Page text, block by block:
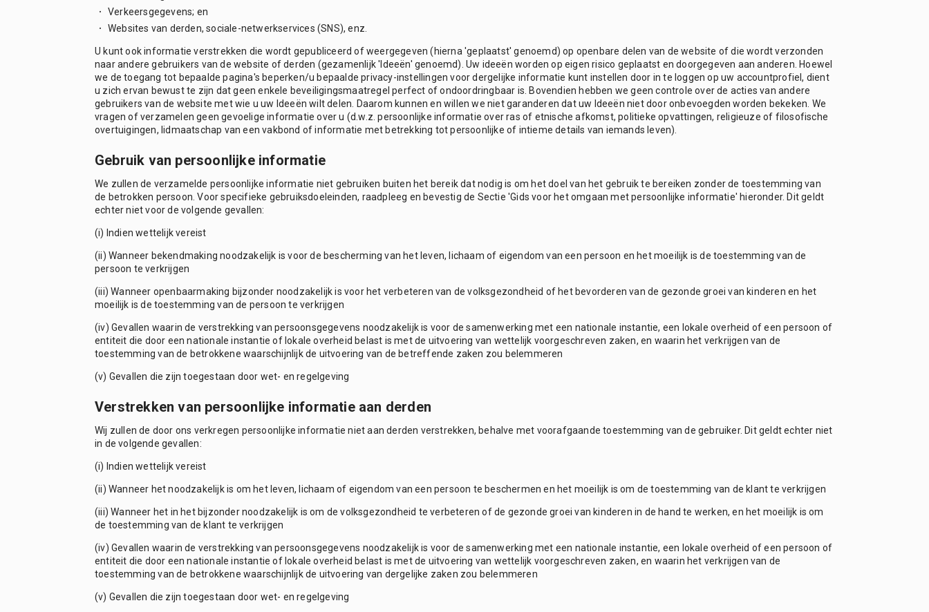
Verkeersgegevens; en
Websites van derden, sociale-netwerkservices (SNS), enz.
U kunt ook informatie verstrekken die wordt gepubliceerd of weergegeven (hierna 'geplaatst' genoemd) op openbare delen van de website of die wordt verzonden
naar andere gebruikers van de website of derden (gezamenlijk 'Ideeën' genoemd). Uw ideeën worden op eigen risico geplaatst en doorgegeven aan anderen. Hoewel
we de toegang tot bepaalde pagina's beperken/u bepaalde privacy-instellingen voor dergelijke informatie kunt instellen door in te loggen op uw accountprofiel, dient
u zich ervan bewust te zijn dat geen enkele beveiligingsmaatregel perfect of ondoordringbaar is. Bovendien hebben we geen controle over de acties van andere
gebruikers van de website met wie u uw Ideeën wilt delen. Daarom kunnen en willen we niet garanderen dat uw Ideeën niet door onbevoegden worden bekeken. We
vragen of verzamelen geen gevoelige informatie over u (d.w.z. persoonlijke informatie over ras of etnische afkomst, politieke opvattingen, religieuze of filosofische
overtuigingen, lidmaatschap van een vakbond of informatie met betrekking tot persoonlijke of intieme details van iemands leven).
Gebruik van persoonlijke informatie
We zullen de verzamelde persoonlijke informatie niet gebruiken buiten het bereik dat nodig is om het doel van het gebruik te bereiken zonder de toestemming van
de betrokken persoon. Voor specifieke gebruiksdoeleinden, raadpleeg en bevestig de Sectie 'Gids voor het omgaan met persoonlijke informatie' hieronder. Dit geldt
echter niet voor de volgende gevallen:
(i) Indien wettelijk vereist
(ii) Wanneer bekendmaking noodzakelijk is voor de bescherming van het leven, lichaam of eigendom van een persoon en het moeilijk is de toestemming van de
persoon te verkrijgen
(iii) Wanneer openbaarmaking bijzonder noodzakelijk is voor het verbeteren van de volksgezondheid of het bevorderen van de gezonde groei van kinderen en het
moeilijk is de toestemming van de persoon te verkrijgen
(iv) Gevallen waarin de verstrekking van persoonsgegevens noodzakelijk is voor de samenwerking met een nationale instantie, een lokale overheid of een persoon of
entiteit die door een nationale instantie of lokale overheid belast is met de uitvoering van wettelijk voorgeschreven zaken, en waarin het verkrijgen van de
toestemming van de betrokkene waarschijnlijk de uitvoering van de betreffende zaken zou belemmeren
(v) Gevallen die zijn toegestaan door wet- en regelgeving
Verstrekken van persoonlijke informatie aan derden
Wij zullen de door ons verkregen persoonlijke informatie niet aan derden verstrekken, behalve met voorafgaande toestemming van de gebruiker. Dit geldt echter niet
in de volgende gevallen:
(i) Indien wettelijk vereist
(ii) Wanneer het noodzakelijk is om het leven, lichaam of eigendom van een persoon te beschermen en het moeilijk is om de toestemming van de klant te verkrijgen
(iii) Wanneer het in het bijzonder noodzakelijk is om de volksgezondheid te verbeteren of de gezonde groei van kinderen in de hand te werken, en het moeilijk is om
de toestemming van de klant te verkrijgen
(iv) Gevallen waarin de verstrekking van persoonsgegevens noodzakelijk is voor de samenwerking met een nationale instantie, een lokale overheid of een persoon of
entiteit die door een nationale instantie of lokale overheid belast is met de uitvoering van wettelijk voorgeschreven zaken, en waarin het verkrijgen van de
toestemming van de betrokkene waarschijnlijk de uitvoering van dergelijke zaken zou belemmeren
(v) Gevallen die zijn toegestaan door wet- en regelgeving